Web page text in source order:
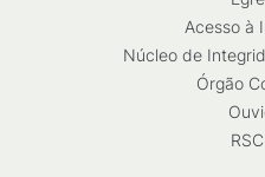
Acesso à
Núcleo de
Órgão